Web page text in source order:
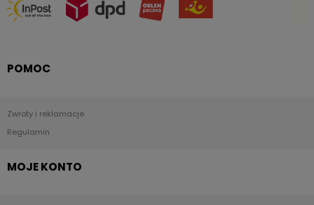
POMOC
Zwroty i reklamacje
Regulamin
MOJE KONTO